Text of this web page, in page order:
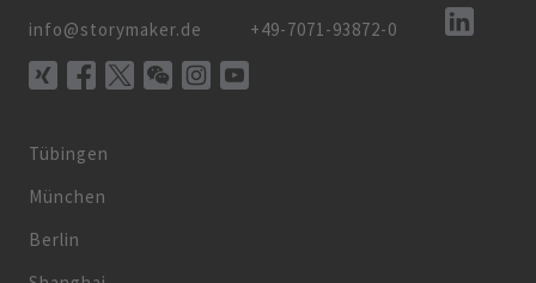
info@storymaker.de +49-7071-93872-0
Tübingen
München
Berlin